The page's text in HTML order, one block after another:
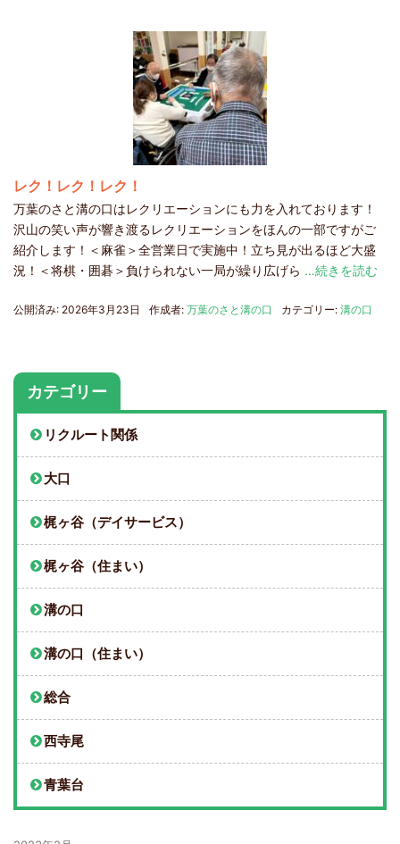
レク！レク！レク！
万葉のさと溝の口はレクリエーションにも力を入れております！
沢山の笑い声が響き渡るレクリエーションをほんの一部ですがご
紹介します！＜麻雀＞全営業日で実施中！立ち見が出るほど大盛
況！＜将棋・囲碁＞負けられない一局が繰り広げら …続きを読む
公開済み: 2026年3月23日 作成者: 万葉のさと溝の口 カテゴリー: 溝の口
カテゴリー
リクルート関係
大口
梶ヶ谷（デイサービス）
梶ヶ谷（住まい）
溝の口
溝の口（住まい）
総合
西寺尾
青葉台